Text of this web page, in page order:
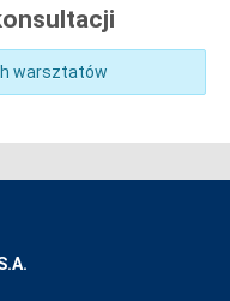
warsztatów